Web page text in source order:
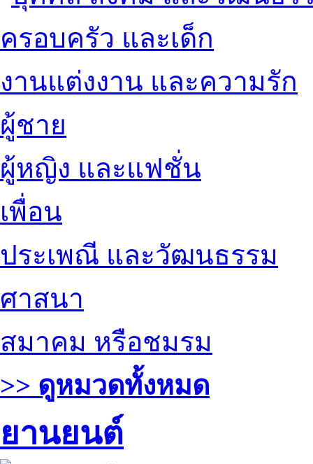
ครอบครัว และเด็ก
งานแต่งงาน และความรัก
ผู้ชาย
ผู้หญิง และแฟชั่น
เพื่อน
ประเพณี และวัฒนธรรม
ศาสนา
สมาคม หรือชมรม
>> ดูหมวดทั้งหมด
ยานยนต์